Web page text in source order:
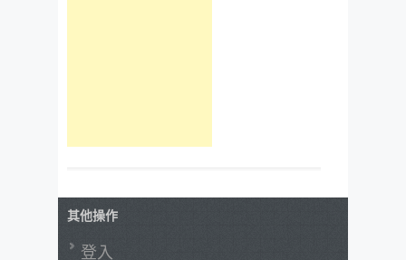
其他操作
登入